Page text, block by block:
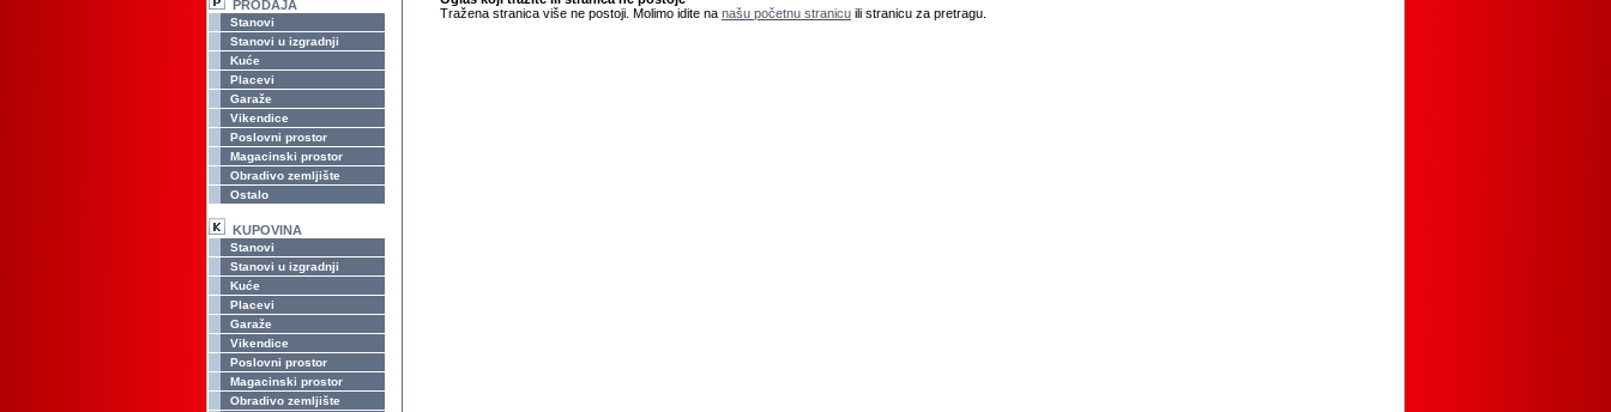
PRODAJA
Stanovi
Stanovi u izgradnji
Kuće
Placevi
Garaže
Vikendice
Poslovni prostor
Magacinski prostor
Obradivo zemljište
Ostalo
KUPOVINA
Stanovi
Stanovi u izgradnji
Kuće
Placevi
Garaže
Vikendice
Poslovni prostor
Magacinski prostor
Obradivo zemljište
Tražena stranica više ne postoji. Molimo idite na našu početnu stranicu ili stranicu za pretragu.